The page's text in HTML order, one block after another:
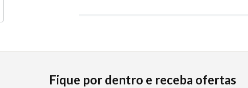
Fique por dentro e receba ofertas